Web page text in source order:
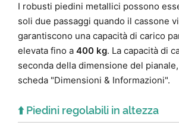
I robusti piedini metallici possono
soli due passaggi quando il cassone
garantiscono una capacità di carico
elevata fino a 400 kg. La capacità di
seconda della dimensione del
scheda "Dimensioni & Informazioni".
⬆️ Piedini regolabili in altezza